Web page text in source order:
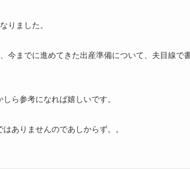
りました。
今までに進めてきた出産準備について、夫目線で
ら参考になれば嬉しいです。
ありませんのであしからず。。